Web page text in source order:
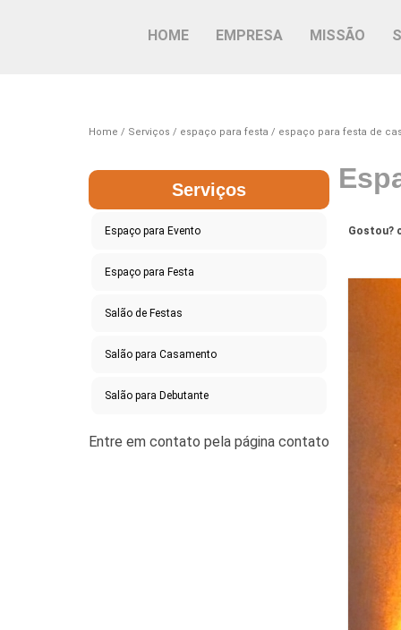
HOME EMPRESA MISSÃO
Home Serviços espaço para festa espaço para festa de
Serviços
Espaço para Evento
Espaço para Festa
Salão de Festas
Salão para Casamento
Salão para Debutante
Gostou?